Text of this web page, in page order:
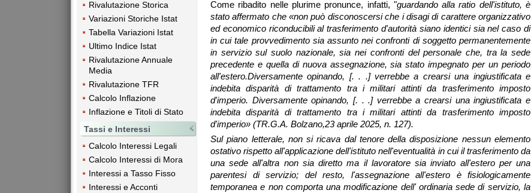
Rivalutazione Storica
Variazioni Storiche Istat
Tabella Variazioni Istat
Ultimo Indice Istat
Rivalutazione Annuale
Media
Rivalutazione TFR
Calcolo Inflazione
Inflazione e Titoli di Stato
Tassi e Interessi
Calcolo Interessi Legali
Calcolo Interessi di Mora
Interessi a Tasso Fisso
Interessi e Acconti
Come ribadito nelle plurime pronunce, infatti, "guardando alla ratio dell'istituto, è
stato affermato che «non può disconoscersi che i disagi di carattere organizzativo
ed economico riconducibili al trasferimento d'autorità siano identici sia nel caso di
in cui tale provvedimento sia assunto nei confronti di soggetto permanentemente
in servizio sul suolo nazionale, sia nei confronti del personale che, tra la sede
precedente e quella di nuova assegnazione, sia stato impegnato per un periodo
all'estero.Diversamente opinando, [. . .] verrebbe a crearsi una ingiustificata e
indebita disparità di trattamento tra i militari attinti da trasferimento imposto
d'imperio. Diversamente opinando, [. . .] verrebbe a crearsi una ingiustificata e
indebita disparità di trattamento tra i militari attinti da trasferimento imposto
d'imperio» (TR.G.A. Bolzano,23 aprile 2025, n. 127).
Sul piano letterale, non si ricava dal tenore della disposizione nessun elemento
ostativo rispetto all'applicazione dell'istituto nell'eventualità in cui il trasferimento da
una sede all'altra non sia diretto ma il lavoratore sia inviato all'estero per una
parentesi di servizio; del resto, l'assegnazione all'estero è fisiologicamente
temporanea e non comporta una modificazione dell' ordinaria sede di servizio, la